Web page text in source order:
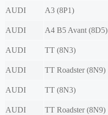
AUDI
A3 (8P1)
AUDI
A4 B5 Avant (8D5)
AUDI
TT (8N3)
AUDI
TT Roadster (8N9)
AUDI
TT (8N3)
AUDI
TT Roadster (8N9)